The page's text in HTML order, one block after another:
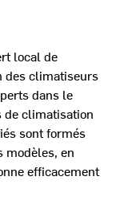
local de
des climatiseurs
dans le
de climatisation
sont formés
modèles, en
efficacement